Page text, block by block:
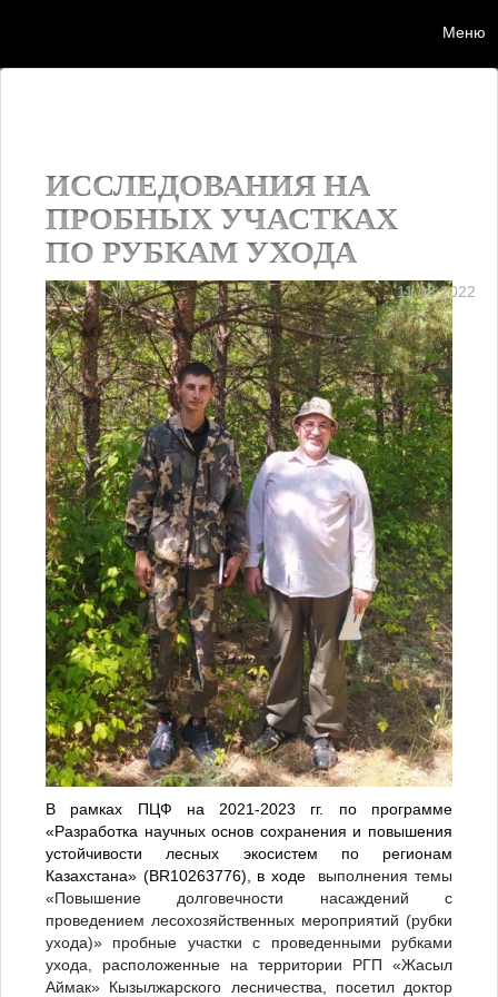
Меню
ИССЛЕДОВАНИЯ НА
ПРОБНЫХ УЧАСТКАХ
ПО РУБКАМ УХОДА
11.08.2022
В рамках ПЦФ на 2021-2023 гг. по программе
«Разработка научных основ сохранения и повышения
устойчивости лесных экосистем по регионам
Казахстана» (BR10263776), в ходе
выполнения темы
«Повышение долговечности насаждений с
проведением лесохозяйственных мероприятий (рубки
ухода)» пробные участки с проведенными рубками
ухода, расположенные на территории РГП «Жасыл
Аймак» Кызылжарского лесничества, посетил доктор